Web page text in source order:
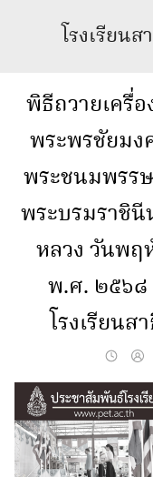
โรงเรียน
พิธีถวายเครื่
พระพรชัยมง
พระชนมพรร
พระบรมราชิ
หลวง วันพ
พ.ศ. ๒๕๖๘
โรงเรียนส